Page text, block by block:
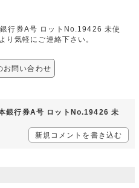
行券A号 ロットNo.19426 未使
り気軽にご連絡下さい。
お問い合わせ
銀行券A号 ロットNo.19426 未
新規コメントを書き込む